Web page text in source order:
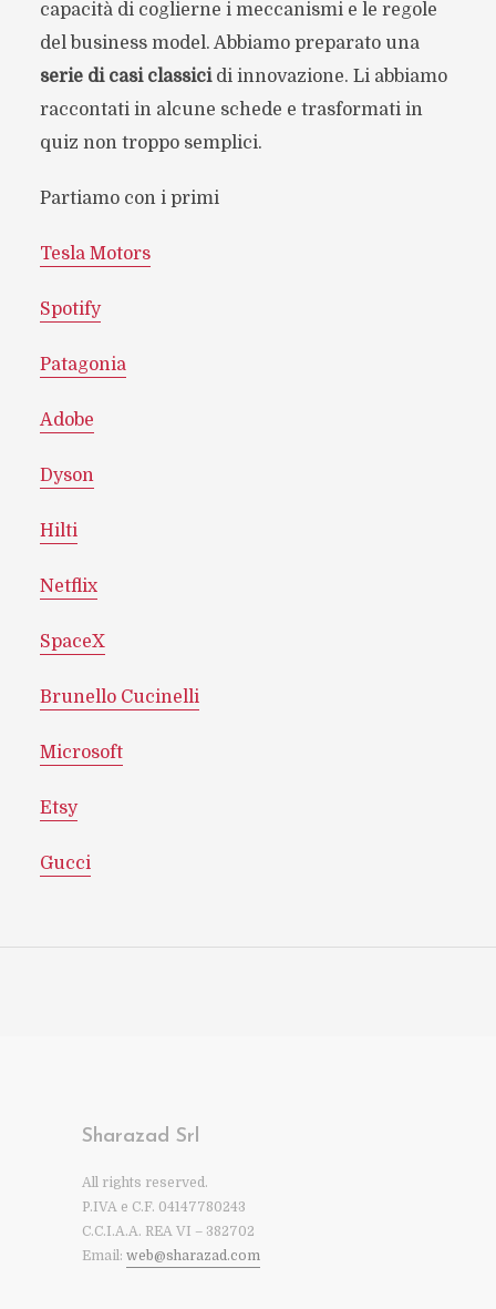
capacità di coglierne i meccanismi e le regole
del business model. Abbiamo preparato una
serie di casi classicidi innovazione. Li abbiamo
raccontati in alcune schede e trasformati in
quiz non troppo semplici.
Partiamo con i primi
Tesla Motors
Spotify
Patagonia
Adobe
Dyson
Hilti
Netflix
SpaceX
Brunello Cucinelli
Microsoft
Etsy
Gucci
Sharazad Srl
All rights reserved.
P.IVA e C.F. 04147780243
C.C.I.A.A. REA VI – 382702
Email: web@sharazad.com